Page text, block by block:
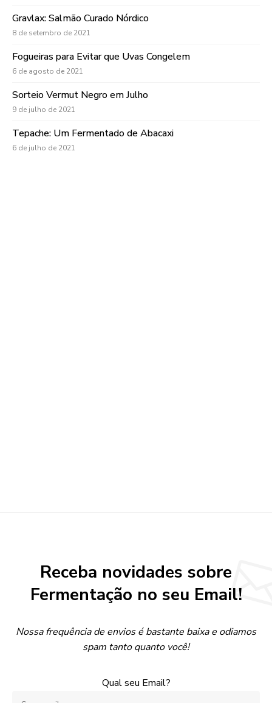
Gravlax: Salmão Curado Nórdico
8 de setembro de 2021
Fogueiras para Evitar que Uvas Congelem
6 de agosto de 2021
Sorteio Vermut Negro em Julho
9 de julho de 2021
Tepache: Um Fermentado de Abacaxi
6 de julho de 2021
Receba novidades sobre
Fermentação no seu Email!
Nossa frequência de envios é bastante baixa e odiamos
spam tanto quanto você!
Qual seu Email?